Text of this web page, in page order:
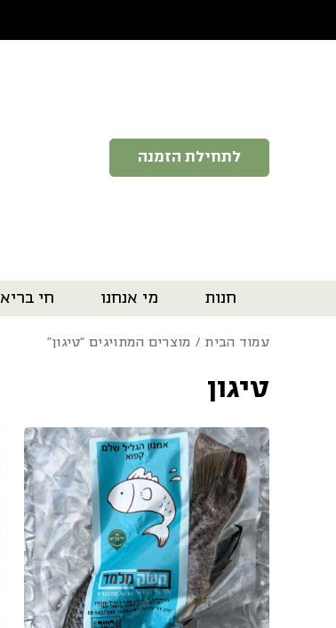
לתחילת הזמנה
חנות מי אנחנו חי בריא
עמוד הבית / מוצרים המתויגים “טיגון”
טיגון